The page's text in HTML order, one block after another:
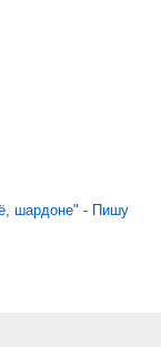
шардоне" - Пишу